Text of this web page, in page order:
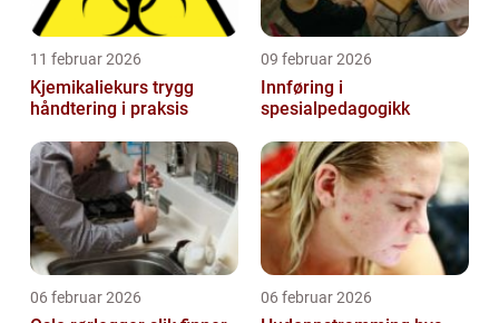
11 februar 2026
Kjemikaliekurs trygg
håndtering i praksis
09 februar 2026
Innføring i
spesialpedagogikk
06 februar 2026 06 februar 2026